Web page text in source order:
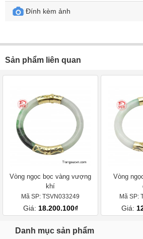
Đính kèm ảnh
Sản phẩm liên quan
Vòng ngọc bọc vàng vượng
khí
Mã SP: TSVN033249
Giá: 18.200.100₫
Vòng
Mã SP:
Giá:
Danh mục sản phẩm